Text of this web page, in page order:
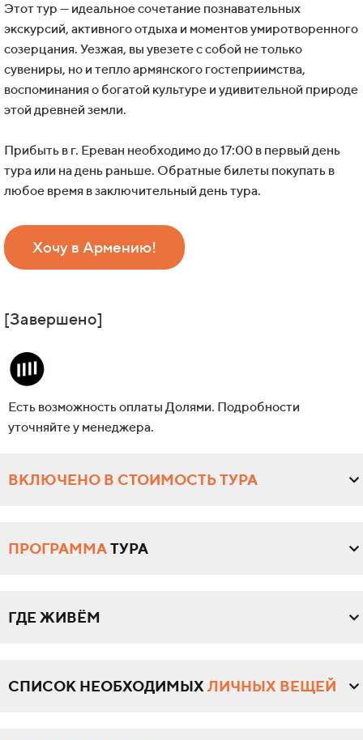
Этот тур — идеальное сочетание познавательных
экскурсий, активного отдыха и моментов умиротворенного
созерцания. Уезжая, вы увезете с собой не только
сувениры, но и тепло армянского гостеприимства,
воспоминания о богатой культуре и удивительной природе
этой древней земли.
Прибыть в г. Ереван необходимо до 17:00 в первый день
тура или на день раньше. Обратные билеты покупать в
любое время в заключительный день тура.
Хочу в Армению!
[Завершено]
Есть возможность оплаты Долями. Подробности
уточняйте у менеджера.
ВКЛЮЧЕНО В СТОИМОСТЬ ТУРА
ПРОГРАММАТУРА
ГДЕ ЖИВЁМ
СПИСОК НЕОБХОДИМЫХЛИЧНЫХ ВЕЩЕЙ